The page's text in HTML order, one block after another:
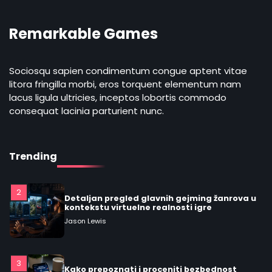
Remarkable Games
Sociosqu sapien condimentum congue aptent vitae
litora fringilla morbi, eros torquent elementum nam
lacus ligula ultricies, inceptos lobortis commodo
consequat lacinia parturient nunc.
Trending
Praktičan vodič: šta su mešoviti (hybrid)
žanrovi i kako prepoznati žanrovi video
Detaljan vodič o modelima monetizacije u
mobilnom gejmingu: F2P, freemium,
premium, oglasi, battle pass i
2
Detaljan pregled glavnih gejming žanrova u
3